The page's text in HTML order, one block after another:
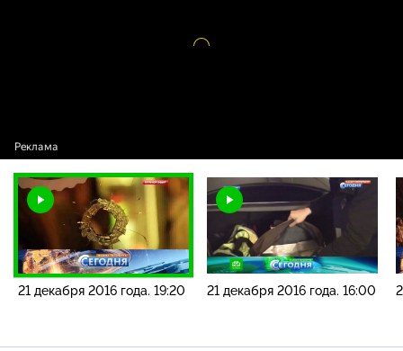
Видео
21 декабря 2016 года. 19:20 21 декабря 2016 года. 16:00